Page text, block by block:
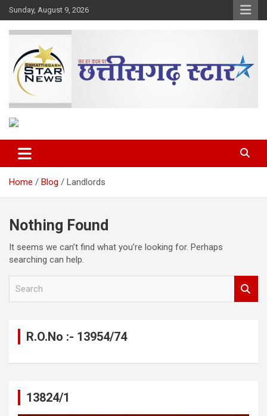
Skip
to
content
Sunday, August 9, 2026
Chhattisgarh Star
Home Blog Landlords
Nothing Found
It seems we can’t find what you’re looking for. Perhaps
searching can help.
R.O.No :- 13954/74
13824/1